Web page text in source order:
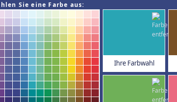
Sie eine Farbe aus:
Ihre Farbwahl